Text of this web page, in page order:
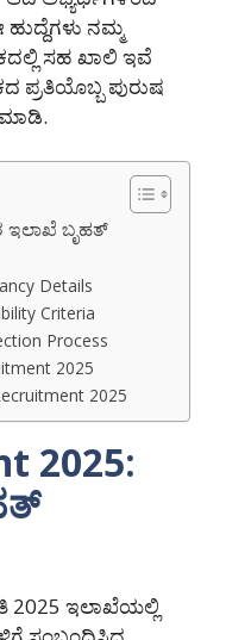
ನಮ್ಮ
ಸಹ ಖಾಲಿ ಇವೆ
ಪ್ರತಿಯೊಬ್ಬ ಪುರುಷ
ಇಲಾಖೆ ಬೃಹತ್
Details
Criteria
Process
2025
2025
2025:
2025 ಇಲಾಖೆಯಲ್ಲಿ